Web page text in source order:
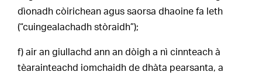
dìonadh còirichean agus saorsa dhaoine fa leth
(“cuingealachadh stòraidh”);
f) air an giullachd ann an dòigh a nì cinnteach à
tèarainteachd iomchaidh de dhàta pearsanta, a